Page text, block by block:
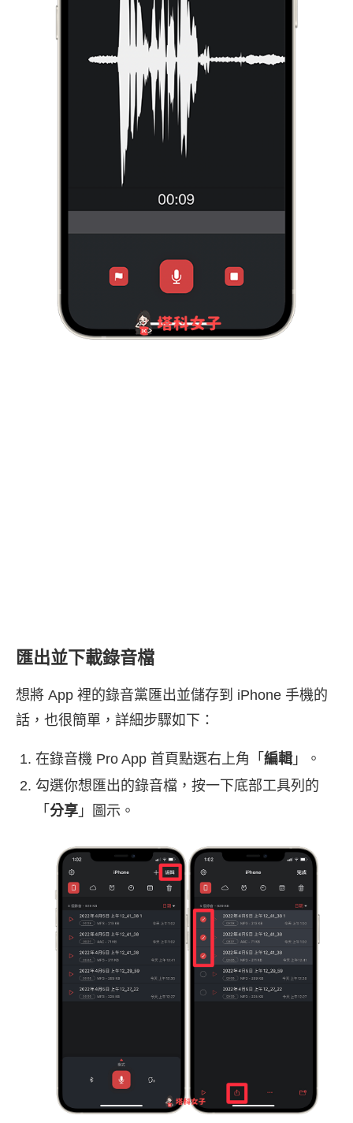
匯出並下載錄音檔
想將 App 裡的錄音黨匯出並儲存到 iPhone 手機的
話，也很簡單，詳細步驟如下：
在錄音機 Pro App 首頁點選右上角「 編輯 」。
勾選你想匯出的錄音檔，按一下底部工具列的
「 分享 」圖示。